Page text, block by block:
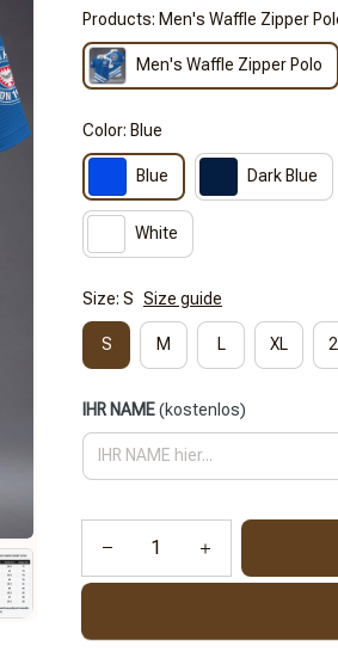
Products: Men's Waffle Zipper
Men's Waffle Zipper Polo
Color: Blue
Blue Dark Blue
White
Size: S Size guide
S M L XL
IHR NAME(kostenlos)